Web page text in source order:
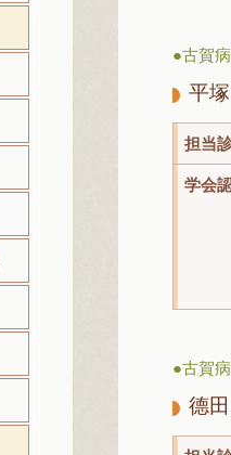
●古賀
平
担当
学会
●古賀
德